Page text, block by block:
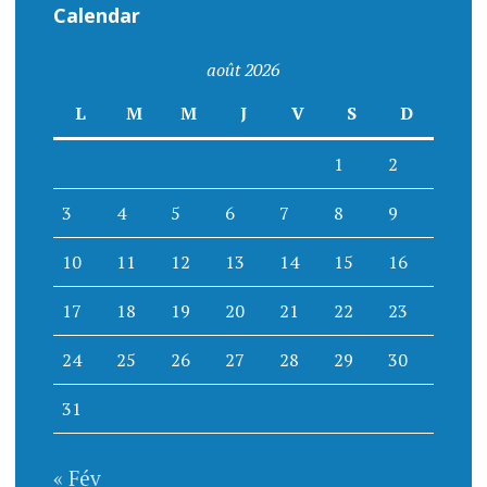
Calendar
août 2026
L
M M J V S D
1 2
3 4 5 6 7 8 9
10 11 12 13 14 15 16
17 18 19 20 21 22 23
24 25 26 27 28 29 30
31
« Fév